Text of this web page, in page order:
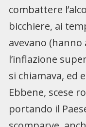
combattere
bicchiere, ai
avevano (hanno
l’inflazione
si chiamava, ed
Ebbene, scese
portando il